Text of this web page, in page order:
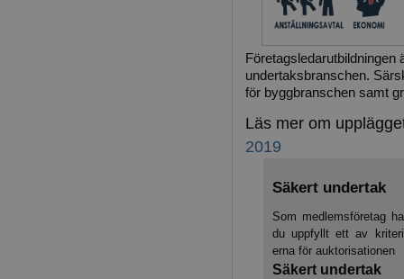
undertaks­branschen.
för bygg­branschen samt
Läs mer om
2019
Säkert undertak
Som medlemsföretag
du uppfyllt ett av
erna för auktorisa­tionen
Säkert under­tak